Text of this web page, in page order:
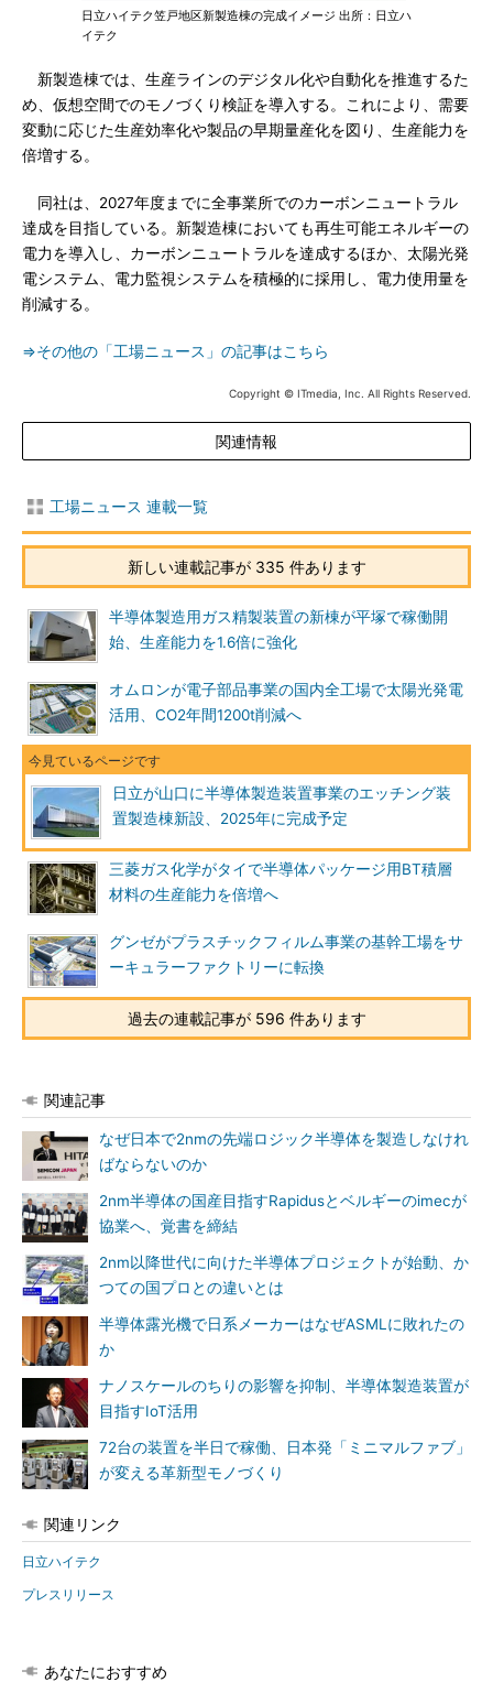
日立ハイテク笠戸地区新製造棟の完成イメージ 出所：日立ハ
イテク
新製造棟では、生産ラインのデジタル化や自動化を推進するた
め、仮想空間でのモノづくり検証を導入する。これにより、需要
変動に応じた生産効率化や製品の早期量産化を図り、生産能力を
倍増する。
同社は、2027年度までに全事業所でのカーボンニュートラル
達成を目指している。新製造棟においても再生可能エネルギーの
電力を導入し、カーボンニュートラルを達成するほか、太陽光発
電システム、電力監視システムを積極的に採用し、電力使用量を
削減する。
⇒その他の「工場ニュース」の記事はこちら
Copyright © ITmedia, Inc. All Rights Reserved.
関連情報
工場ニュース 連載一覧
新しい連載記事が 335 件あります
半導体製造用ガス精製装置の新棟が平塚で稼働開
始、生産能力を1.6倍に強化
オムロンが電子部品事業の国内全工場で太陽光発電
活用、CO2年間1200t削減へ
日立が山口に半導体製造装置事業のエッチング装
置製造棟新設、2025年に完成予定
三菱ガス化学がタイで半導体パッケージ用BT積層
材料の生産能力を倍増へ
グンゼがプラスチックフィルム事業の基幹工場をサ
ーキュラーファクトリーに転換
過去の連載記事が 596 件あります
関連記事
なぜ日本で2nmの先端ロジック半導体を製造しなけれ
ばならないのか
2nm半導体の国産目指すRapidusとベルギーのimecが
協業へ、覚書を締結
2nm以降世代に向けた半導体プロジェクトが始動、か
つての国プロとの違いとは
半導体露光機で日系メーカーはなぜASMLに敗れたの
か
ナノスケールのちりの影響を抑制、半導体製造装置が
目指すIoT活用
72台の装置を半日で稼働、日本発「ミニマルファブ」
が変える革新型モノづくり
関連リンク
日立ハイテク
プレスリリース
あなたにおすすめ